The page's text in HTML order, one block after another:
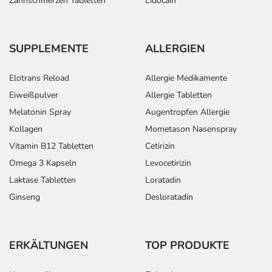
durch Medikamente, und zur
Geschwüren im
Verdauungstrakt, verursacht
durch Medikamente:
Bei Sodbrennen: Erwachsene 1/2 Tablette
Dosierung für Kinder und
Kinder ab 2
SUPPLEMENTE
Elotrans Reload
Eiweißpulver
Melatonin Spray
Kollagen
Vitamin B12 Tabletten
Omega 3 Kapseln
Laktase Tabletten
Ginseng
ALLERGIEN
Allergie Medikamente
Allergie Tabletten
Augentropfen Allergie
Mometason Nasenspray
Cetirizin
Levocetirizin
Loratadin
Desloratadin
ERKÄLTUNGEN TOP PRODUKTE